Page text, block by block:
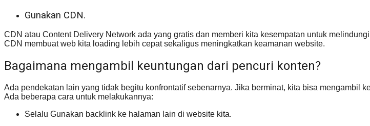
Gunakan CDN.
CDN atau Content Delivery Network ada yang gratis dan memberi kita kesempatan untuk
CDN membuat web kita loading lebih cepat sekaligus meningkatkan keamanan website.
Bagaimana mengambil keuntungan dari pencuri konten?
Ada pendekatan lain yang tidak begitu konfrontatif sebenarnya. Jika berminat, kita bisa mengambil
Ada beberapa cara untuk melakukannya:
Selalu Gunakan backlink ke halaman lain di website kita.